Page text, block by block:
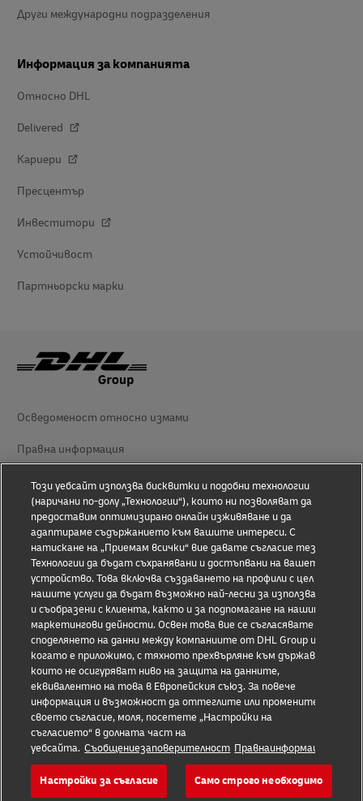
Други международни подразделения
Информация за компанията
Относно DHL
Delivered
Кариери
Пресцентър
Инвеститори
Устойчивост
Партньорски марки
Осведоменост относно измами
Правна информация
Условия за ползване
Информация за поверителност
Достъпност
Допълнителна информация
Настройки за бисквитки
Последвайте ни
2026 © - all rights reserved
Този уебсайт използва бисквитки и подобни технологии
(наричани по-долу „Технологии“), които ни позволяват да
предоставим оптимизирано онлайн изживяване и да
адаптираме съдържанието към вашите интереси. С
натискане на „Приемам всички“ вие давате съгласие тези
Технологии да бъдат съхранявани и достъпвани на вашето
устройство. Това включва създаването на профили с цел
нашите услуги да бъдат възможно най-лесни за използване
и съобразени с клиента, както и за подпомагане на нашите
маркетингови дейности. Освен това вие се съгласявате с
споделянето на данни между компаниите от DHL Group и,
когато е приложимо, с тяхното прехвърляне към държави,
които не осигуряват ниво на защита на данните,
еквивалентно на това в Европейския съюз. За повече
информация и възможност да оттеглите или промените
своето съгласие, моля, посетете „Настройки на
съгласието“ в долната част на
уебсайта. Съобщениезаповерителност Правнаинформация
Настройки за съгласие Само строго необходимо